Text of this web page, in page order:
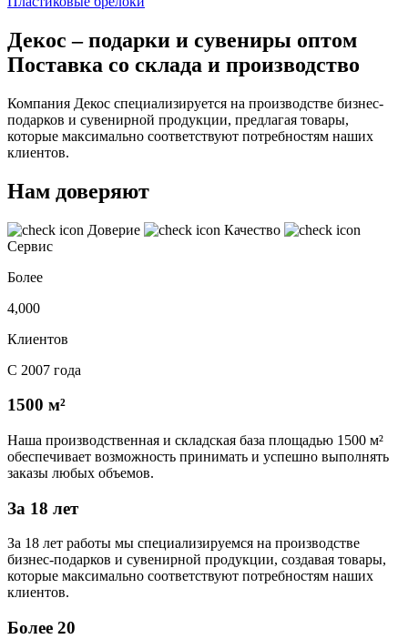
Декос – подарки и сувениры оптом
Поставка со склада и производство
Компания Декос специализируется на производстве бизнес-
подарков и сувенирной продукции, предлагая товары,
которые максимально соответствуют потребностям наших
клиентов.
Нам доверяют
Доверие
Качество
Сервис
Более
4,000
Клиентов
С 2007 года
1500 м²
Наша производственная и складская база площадью 1500 м²
обеспечивает возможность принимать и успешно выполнять
заказы любых объемов.
За 18 лет
За 18 лет работы мы специализируемся на производстве
бизнес-подарков и сувенирной продукции, создавая товары,
которые максимально соответствуют потребностям наших
клиентов.
Более 20